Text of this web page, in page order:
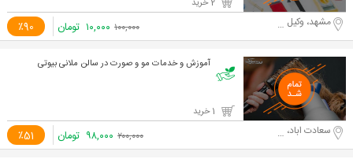
٪90 مشهد، وکیل آباد ۱۰۰,۰۰۰ ۱۰,۰۰۰ تومان
آموزش و خدمات مو و صورت در سالن ملانی بیوتی
٪51 سعادت اباد، علامه جنوبي ۲۰۰,۰۰۰ ۹۸,۰۰۰ تومان